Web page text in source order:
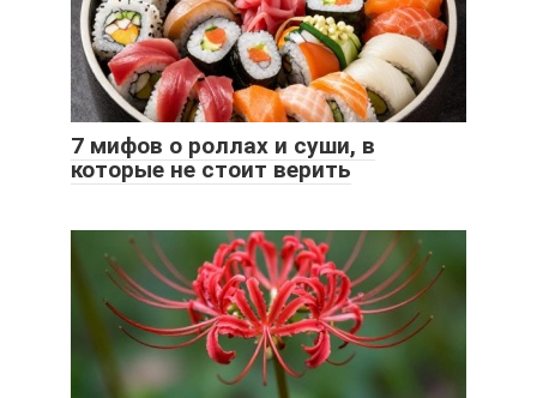
7 мифов о роллах и суши, в
которые не стоит верить